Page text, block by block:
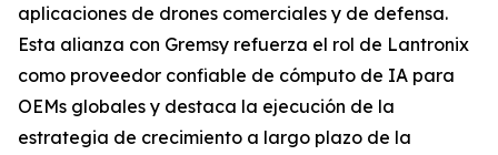
aplicaciones de drones comerciales y de defensa.
Esta alianza con Gremsy refuerza el rol de Lantronix
como proveedor confiable de cómputo de IA para
OEMs globales y destaca la ejecución de la
estrategia de crecimiento a largo plazo de la